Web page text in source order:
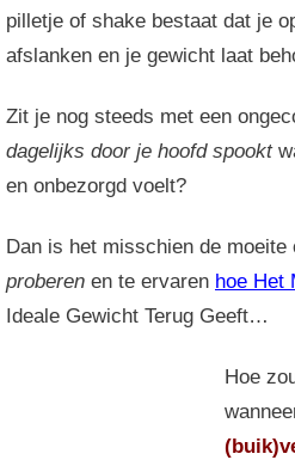
pilletje of shake bestaat dat je
afslanken en je gewicht laat
Zit je nog steeds met een
dagelijks door je hoofd spookt
en onbezorgd voelt?
Dan is het misschien de moeite
proberen en te ervaren hoe Het
Ideale Gewicht Terug Geeft…
Hoe